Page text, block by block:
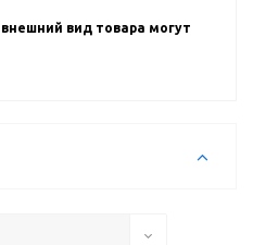
вид товара могут